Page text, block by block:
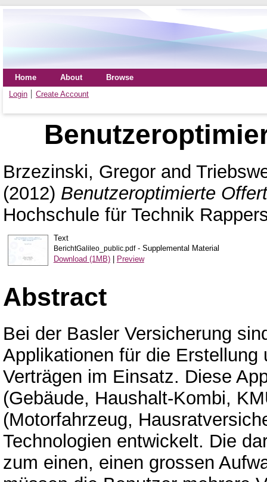
Home About
Browse
Login
Create Account
Brzezinski, Gregor and
(2012) Benutzeroptimierte
Hochschule für Technik
Text
BerichtGalileo_public.pdf- Supplemental Material
Download (1MB)| Preview
Abstract
Bei der Basler Versicherung
Applikationen für die Erstellung
Verträgen im Einsatz. Diese
(Gebäude, Haushalt-Kombi,
(Motorfahrzeug,
Technologien entwickelt. Die
zum einen, einen grossen